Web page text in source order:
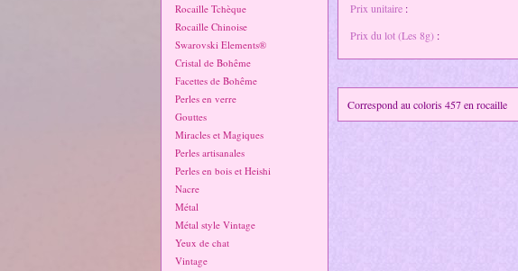
Rocaille Tchèque
Rocaille Chinoise
Swarovski Elements®
Cristal de Bohême
Facettes de Bohême
Perles en verre
Gouttes
Miracles et Magiques
Perles artisanales
Perles en bois et Heishi
Nacre
Métal
Métal style Vintage
Yeux de chat
Vintage
Prix unitaire :
Prix du lot (Les 8g) :
Correspond au coloris 457 en rocaille